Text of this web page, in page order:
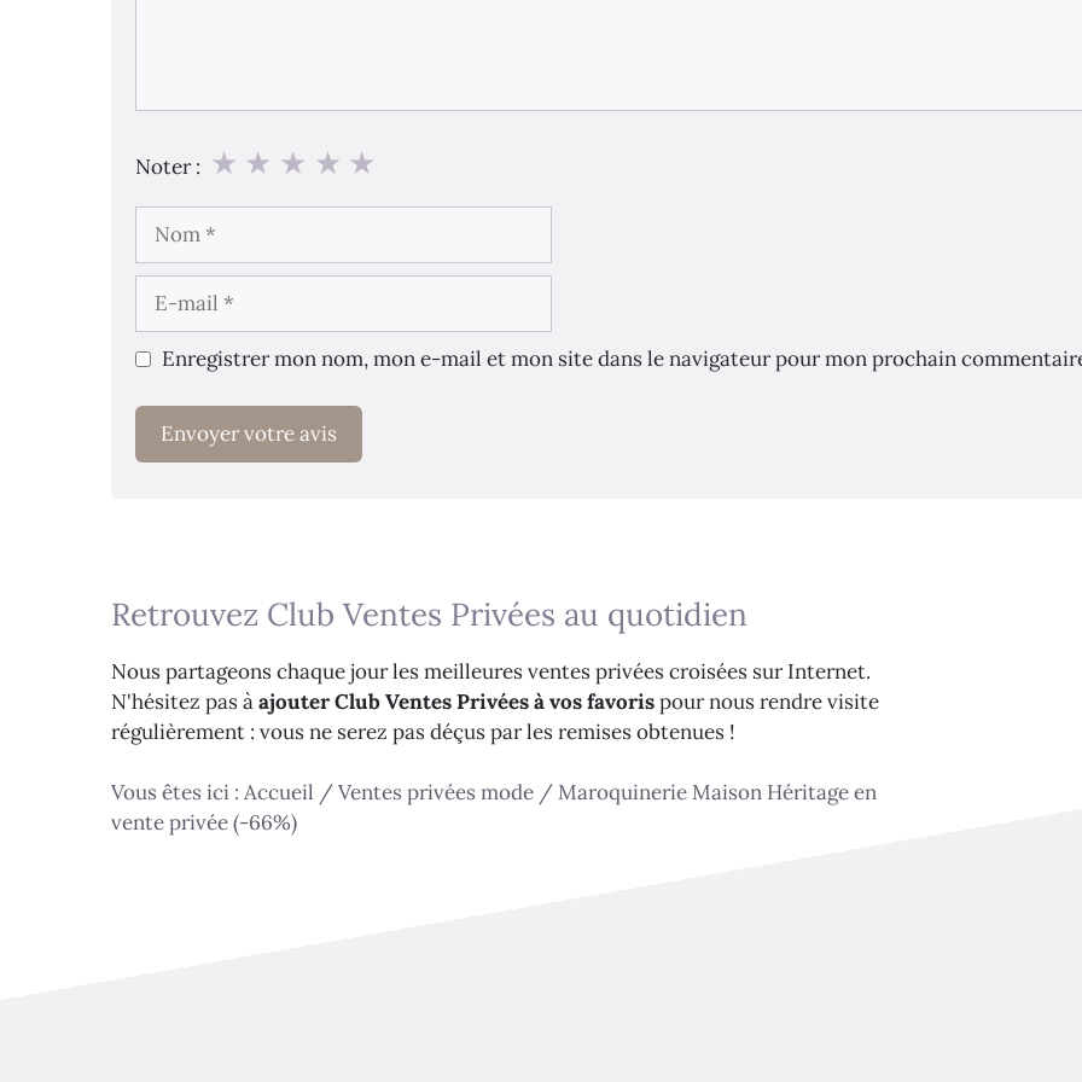
Noter : ★
★
★
★
★
mail
Enregistrer mon nom, mon e-mail et mon site dans le navigateur pour mon prochain
Retrouvez Club Ventes Privées au quotidien
Nous partageons chaque jour les meilleures ventes privées croisées sur Internet.
N'hésitez pas àajouter Club Ventes Privées à vos favorispour nous rendre visite
régulièrement : vous ne serez pas déçus par les remises obtenues !
Vous êtes ici : Accueil / Ventes privées mode / Maroquinerie Maison Héritage en
vente privée (-66%)